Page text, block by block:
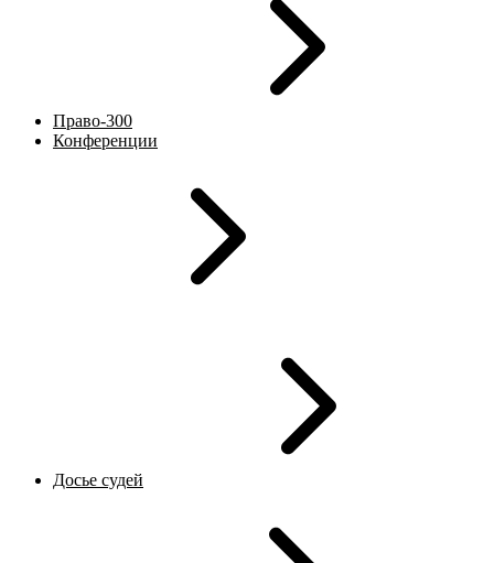
Право-300
Конференции
Досье судей